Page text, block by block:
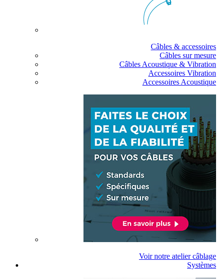
Câbles & accessoires
Câbles sur mesure
Câbles Acoustique & Vibration
Accessoires Vibration
Accessoires Acoustique
Voir notre atelier câblage
Systèmes